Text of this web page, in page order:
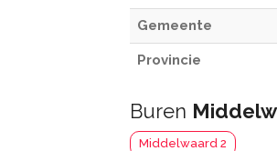
Gemeente
Provincie
Buren
Middelwaard 2